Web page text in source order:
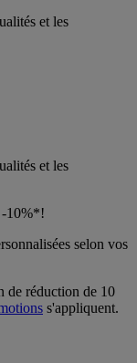
et les
et les
-10%*!
selon vos
de réduction de 10
s'appliquent.